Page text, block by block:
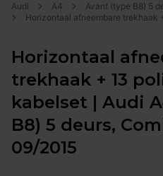
Audi A4
Avant (type B8) 5
Horizontaal afneembare trekhaak
Horizontaal
trekhaak + 13
kabelset | Audi
B8) 5 deurs,
09/2015